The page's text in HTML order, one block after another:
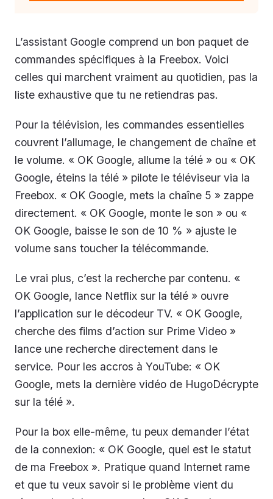
L’assistant Google comprend un bon paquet de
commandes spécifiques à la Freebox. Voici
celles qui marchent vraiment au quotidien, pas la
liste exhaustive que tu ne retiendras pas.
Pour la télévision, les commandes essentielles
couvrent l’allumage, le changement de chaîne et
le volume. « OK Google, allume la télé » ou « OK
Google, éteins la télé » pilote le téléviseur via la
Freebox. « OK Google, mets la chaîne 5 » zappe
directement. « OK Google, monte le son » ou «
OK Google, baisse le son de 10 % » ajuste le
volume sans toucher la télécommande.
Le vrai plus, c’est la recherche par contenu. «
OK Google, lance Netflix sur la télé » ouvre
l’application sur le décodeur TV. « OK Google,
cherche des films d’action sur Prime Video »
lance une recherche directement dans le
service. Pour les accros à YouTube: « OK
Google, mets la dernière vidéo de HugoDécrypte
sur la télé ».
Pour la box elle-même, tu peux demander l’état
de la connexion: « OK Google, quel est le statut
de ma Freebox ». Pratique quand Internet rame
et que tu veux savoir si le problème vient du